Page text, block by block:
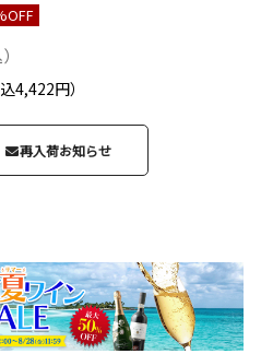
込4,422円）
再入荷お知らせ